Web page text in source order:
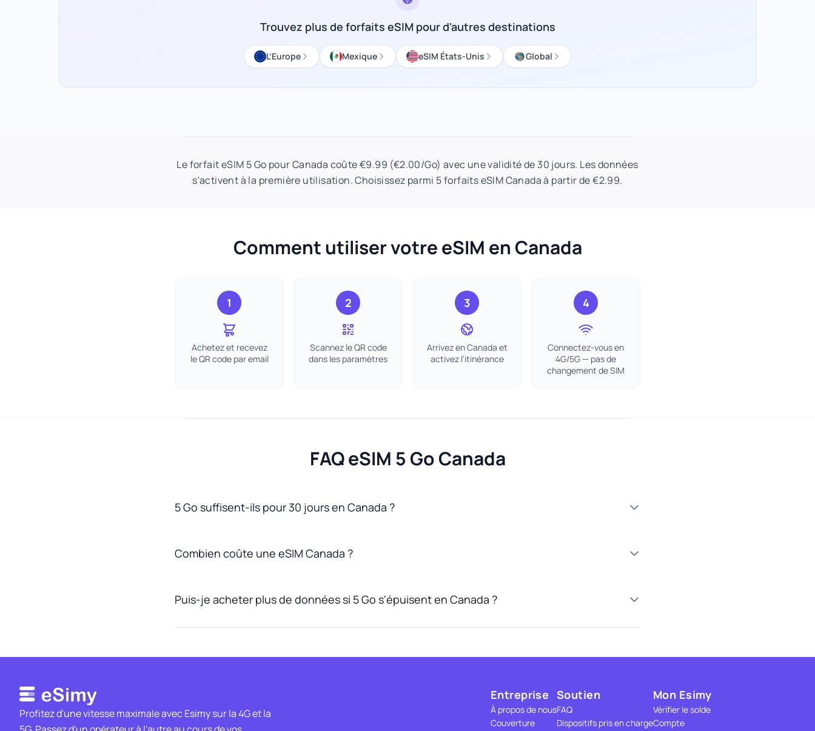
Trouvez plus de forfaits eSIM pour d'autres destinations
L’Europe Mexique eSIM États-Unis Global
Le forfait eSIM 5 Go pour Canada coûte €9.99 (€2.00/Go) avec une validité de 30 jours. Les données
s'activent à la première utilisation. Choisissez parmi 5 forfaits eSIM Canada à partir de €2.99.
Comment utiliser votre eSIM en Canada
1
Achetez et recevez
le QR code par email
2
Scannez le QR code
dans les paramètres
3
Arrivez en Canada et
activez l'itinérance
4
Connectez-vous en
4G/5G — pas de
changement de SIM
FAQ eSIM 5 Go Canada
5 Go suffisent-ils pour 30 jours en Canada ?
Combien coûte une eSIM Canada ?
Puis-je acheter plus de données si 5 Go s'épuisent en Canada ?
Profitez d'une vitesse maximale avec Esimy sur la 4G et la
Entreprise
À propos de nous
Couverture
Soutien
FAQ
Dispositifs pris en charge
Mon Esimy
Vérifier le solde
Compte